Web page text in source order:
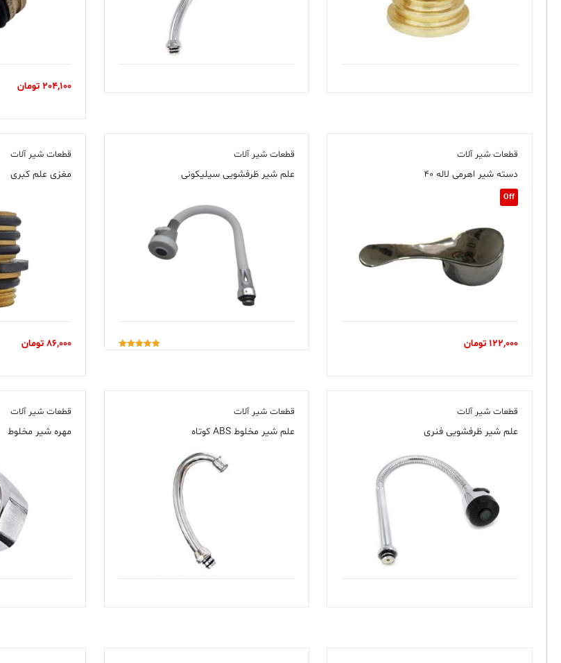
204,100 تومان
قطعات شیر آلات
دسته شیر اهرمی لاله ۴۰
Off
122,000 تومان
قطعات شیر آلات
علم شیر ظرفشویی سیلیکونی
قطعات شیر آلات
مغزی علم کبری
86,000 تومان
قطعات شیر آلات
علم شیر ظرفشویی فنری
قطعات شیر آلات
علم شیر مخلوط ABS کوتاه
قطعات شیر آلات
مهره شیر مخلوط